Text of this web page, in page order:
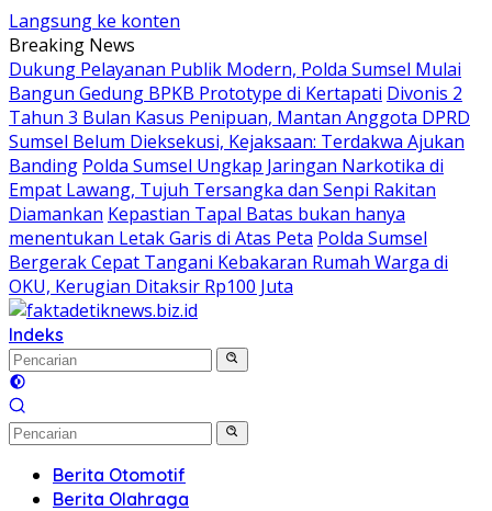
Langsung ke konten
Breaking News
Dukung Pelayanan Publik Modern, Polda Sumsel Mulai
Bangun Gedung BPKB Prototype di Kertapati Divonis 2
Tahun 3 Bulan Kasus Penipuan, Mantan Anggota DPRD
Sumsel Belum Dieksekusi, Kejaksaan: Terdakwa Ajukan
Banding Polda Sumsel Ungkap Jaringan Narkotika di
Empat Lawang, Tujuh Tersangka dan Senpi Rakitan
Diamankan Kepastian Tapal Batas bukan hanya
menentukan Letak Garis di Atas Peta Polda Sumsel
Bergerak Cepat Tangani Kebakaran Rumah Warga di
OKU, Kerugian Ditaksir Rp100 Juta
Indeks
Berita Otomotif
Berita Olahraga